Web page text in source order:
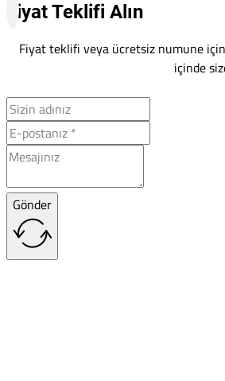
Fiyat Teklifi Alın
Fiyat teklifi veya ücretsiz numune
içinde
Gönder